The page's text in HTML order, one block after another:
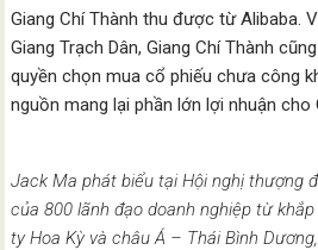
Giang Chí Thành thu được từ Alibaba.
Giang Trạch Dân, Giang Chí Thành
quyền chọn mua cổ phiếu chưa công
nguồn mang lại phần lớn lợi nhuận cho
Jack Ma phát biểu tại Hội nghị thượng
của 800 lãnh đạo doanh nghiệp từ
ty Hoa Kỳ và châu Á – Thái Bình